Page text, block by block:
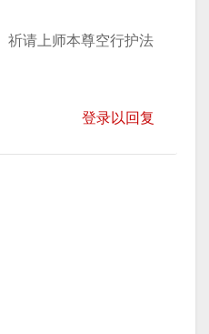
祈请上师本尊空行护法
登录以回复